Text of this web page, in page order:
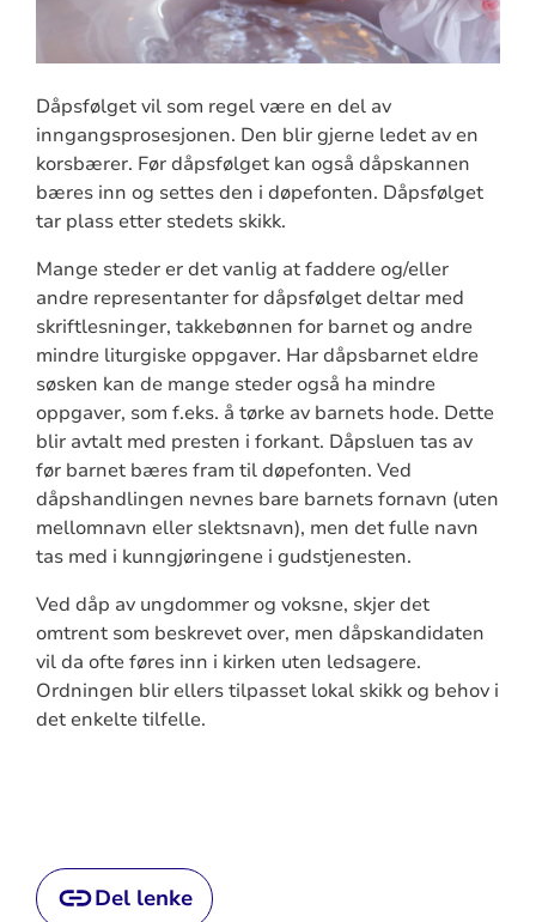
Dåpsfølget vil som regel være en del av
inngangsprosesjonen. Den blir gjerne ledet av en
korsbærer. Før dåpsfølget kan også dåpskannen
bæres inn og settes den i døpefonten. Dåpsfølget
tar plass etter stedets skikk.
Mange steder er det vanlig at faddere og/eller
andre representanter for dåpsfølget deltar med
skriftlesninger, takkebønnen for barnet og andre
mindre liturgiske oppgaver. Har dåpsbarnet eldre
søsken kan de mange steder også ha mindre
oppgaver, som f.eks. å tørke av barnets hode. Dette
blir avtalt med presten i forkant. Dåpsluen tas av
før barnet bæres fram til døpefonten. Ved
dåpshandlingen nevnes bare barnets fornavn (uten
mellomnavn eller slektsnavn), men det fulle navn
tas med i kunngjøringene i gudstjenesten.
Ved dåp av ungdommer og voksne, skjer det
omtrent som beskrevet over, men dåpskandidaten
vil da ofte føres inn i kirken uten ledsagere.
Ordningen blir ellers tilpasset lokal skikk og behov i
det enkelte tilfelle.
Del lenke